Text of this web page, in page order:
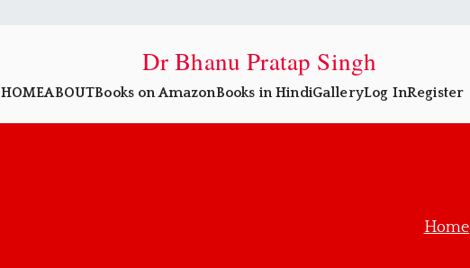
Dr Bhanu Pratap Singh
HOMEABOUTBooks on AmazonBooks in HindiGalleryLog InRegister
Home